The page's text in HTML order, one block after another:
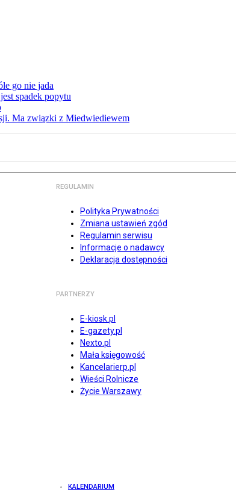
go nie jada
spadek popytu
Ma związki z Miedwiediewem
REGULAMIN
Polityka Prywatności
Zmiana ustawień zgód
Regulamin serwisu
Informacje o nadawcy
Deklaracja dostępności
PARTNERZY
E-kiosk.pl
E-gazety.pl
Nexto.pl
Mała księgowość
Kancelarierp.pl
Wieści Rolnicze
Życie Warszawy
KALENDARIUM